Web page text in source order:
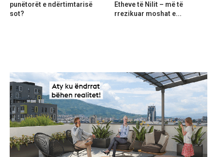
punëtorët e ndërtimtarisë
sot?
Etheve të Nilit – më të
rrezikuar moshat e...